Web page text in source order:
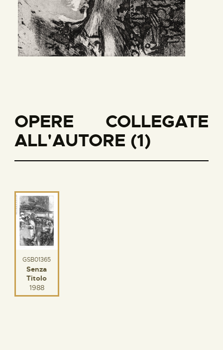
OPERE COLLEGATE
ALL'AUTORE (1)
GSB01365
Senza
Titolo
1988